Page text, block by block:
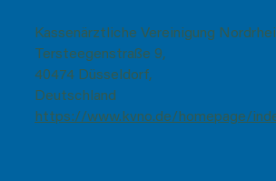
Kassenärztliche Vereinigung
Tersteegenstraße 9,
40474 Düsseldorf,
Deutschland
https://www.kvno.de/homepage/